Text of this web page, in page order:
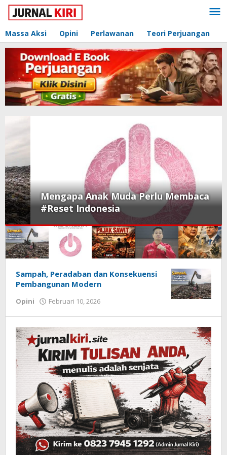
Lewati
Massa Aksi Opini Perlawanan Teori Perjuangan
Mengapa Anak Muda Perlu Membaca
#Reset Indonesia
Jurnal
Kiri
Sampah, Peradaban dan Konsekuensi
Pembangunan Modern
Opini Februari 10, 2026